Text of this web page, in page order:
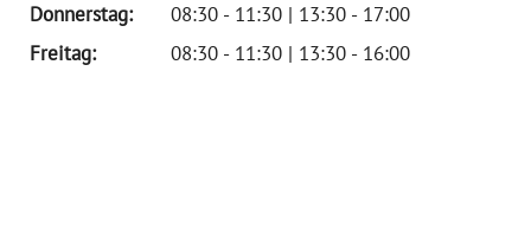
Donnerstag:
08:30 - 11:30 | 13:30 - 17:00
Freitag:
08:30 - 11:30 | 13:30 - 16:00